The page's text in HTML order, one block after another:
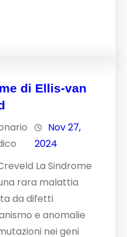
di Ellis-van
Nov 27,
2024
La Sindrome
rara malattia
da difetti
e anomalie
nei geni